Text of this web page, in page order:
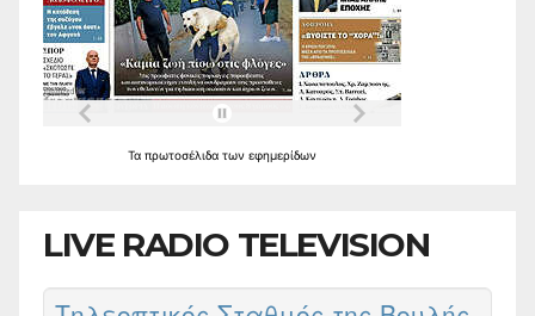
Τα πρωτοσέλιδα των εφημερίδων
LIVE RADIO TELEVISION